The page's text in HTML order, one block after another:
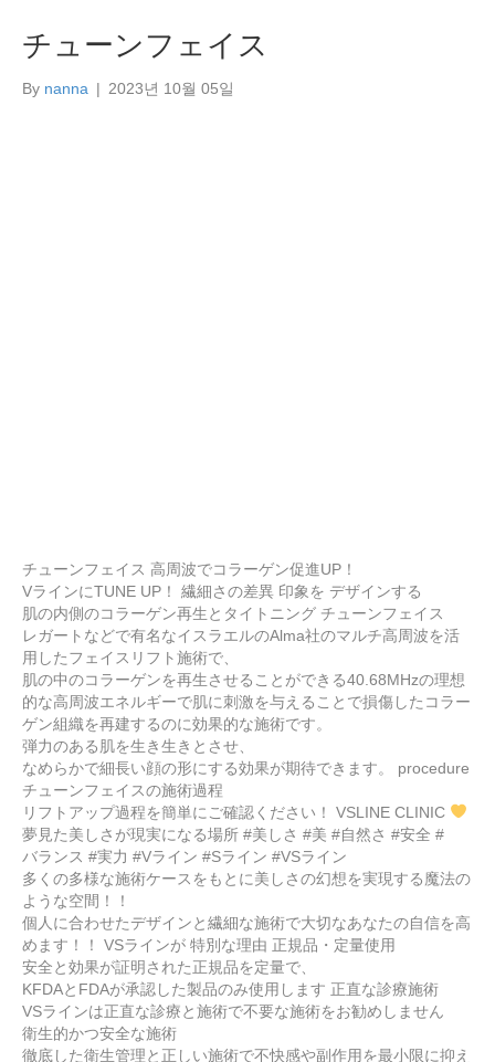
チューンフェイス
By nanna | 2023년 10월 05일
チューンフェイス 高周波でコラーゲン促進UP！
VラインにTUNE UP！ 繊細さの差異 印象を デザインする
肌の内側のコラーゲン再生とタイトニング チューンフェイス
レガートなどで有名なイスラエルのAlma社のマルチ高周波を活
用したフェイスリフト施術で、
肌の中のコラーゲンを再生させることができる40.68MHzの理想
的な高周波エネルギーで肌に刺激を与えることで損傷したコラー
ゲン組織を再建するのに効果的な施術です。
弾力のある肌を生き生きとさせ、
なめらかで細長い顔の形にする効果が期待できます。 procedure
チューンフェイスの施術過程
リフトアップ過程を簡単にご確認ください！ VSLINE CLINIC
夢見た美しさが現実になる場所 #美しさ #美 #自然さ #安全 #
バランス #実力 #Vライン #Sライン #VSライン
多くの多様な施術ケースをもとに美しさの幻想を実現する魔法の
ような空間！！
個人に合わせたデザインと繊細な施術で大切なあなたの自信を高
めます！！ VSラインが 特別な理由 正規品・定量使用
安全と効果が証明された正規品を定量で、
KFDAとFDAが承認した製品のみ使用します 正直な診療施術
VSラインは正直な診療と施術で不要な施術をお勧めしません
衛生的かつ安全な施術
徹底した衛生管理と正しい施術で不快感や副作用を最小限に抑え